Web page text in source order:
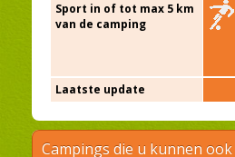
Sport in of tot max 5 km
van de camping
Laatste update
Campings die u kunnen